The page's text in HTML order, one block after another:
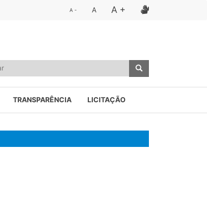
A - A A +
TRANSPARÊNCIA LICITAÇÃO